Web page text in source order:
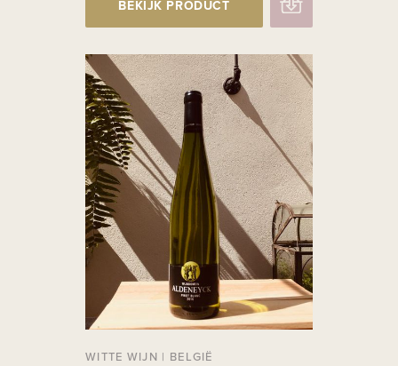
BEKIJK PRODUCT
WITTE WIJN | BELGIË